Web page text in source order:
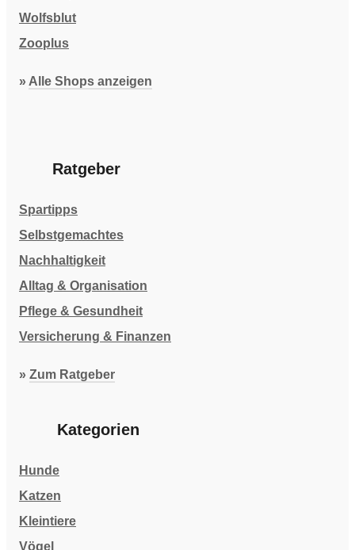
Wolfsblut
Zooplus
» Alle Shops anzeigen
Ratgeber
Spartipps
Selbstgemachtes
Nachhaltigkeit
Alltag & Organisation
Pflege & Gesundheit
Versicherung & Finanzen
» Zum Ratgeber
Kategorien
Hunde
Katzen
Kleintiere
Vögel